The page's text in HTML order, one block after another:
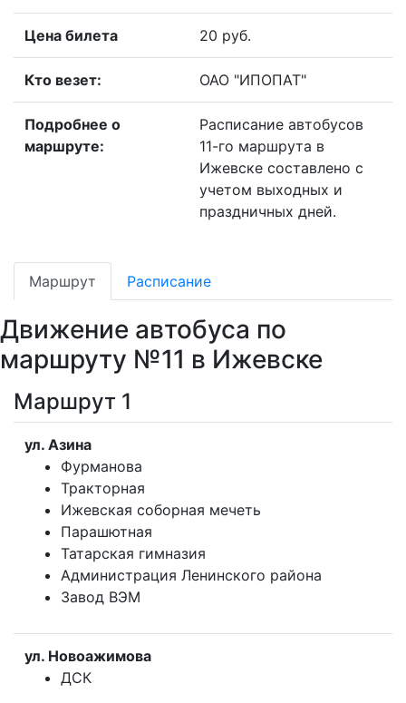
Цена билета 20 руб.
Кто везет: ОАО "ИПОПАТ"
Подробнее о
маршруте:
Расписание автобусов
11-го маршрута в
Ижевске составлено с
учетом выходных и
праздничных дней.
Маршрут Расписание
Движение автобуса по
маршруту №11 в Ижевске
Маршрут 1
ул. Азина
Фурманова
Тракторная
Ижевская соборная мечеть
Парашютная
Татарская гимназия
Администрация Ленинского района
Завод ВЭМ
ул. Новоажимова
ДСК